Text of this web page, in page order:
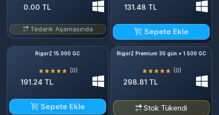
0.00 TL
Tedarik Aşamasında
131.48 TL
Sepete Ekle
RigorZ 15.000 GC
(0)
191.24 TL
Sepete Ekle
RigorZ Premium 30 gün + 1.500 GC
(0)
298.81 TL
Stok Tükendi